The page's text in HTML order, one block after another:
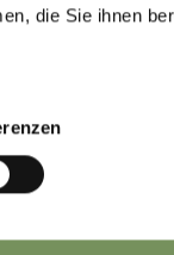
die Sie ihnen